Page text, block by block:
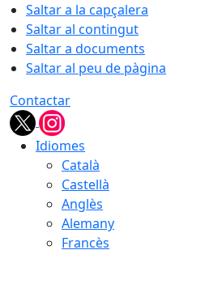
Saltar a la capçalera
Saltar al contingut
Saltar a documents
Saltar al peu de pàgina
Contactar
Idiomes
Català
Castellà
Anglès
Alemany
Francès